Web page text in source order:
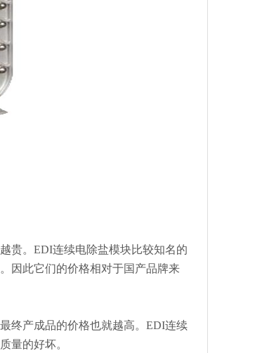
贵。EDI连续电除盐模块比较知名的
因此它们的价格相对于国产品牌来
终产成品的价格也就越高。EDI连续
量的好坏。